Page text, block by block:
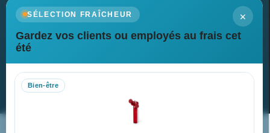
×
SÉLECTION FRAÎCHEUR
Gardez vos clients ou employés au frais cet
été
Bien-être
Newsletter
Recevez nos dernières nouvelles et nos offres spéciales
Nos expertises & accompagnement global